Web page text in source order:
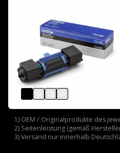
1) OEM / Originalprodukte des
2) Seitenleistung (gemäß
3) Versand nur innerhalb